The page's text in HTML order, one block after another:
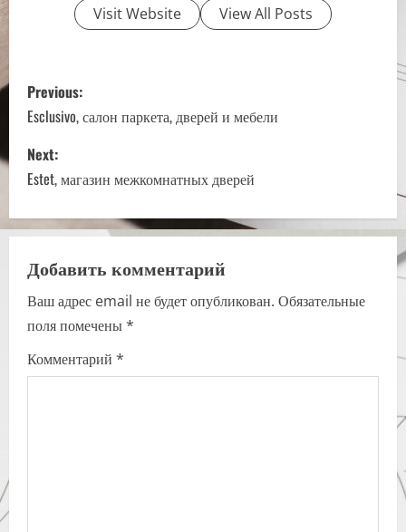
Visit Website View All Posts
P
o
s
t
n
a
v
i
g
Previous:
Esclusivo, салон паркета, дверей и мебели
Next:
Estet, магазин межкомнатных дверей
Добавить комментарий
Ваш адрес email не будет опубликован. Обязательные
поля помечены*
Комментарий *